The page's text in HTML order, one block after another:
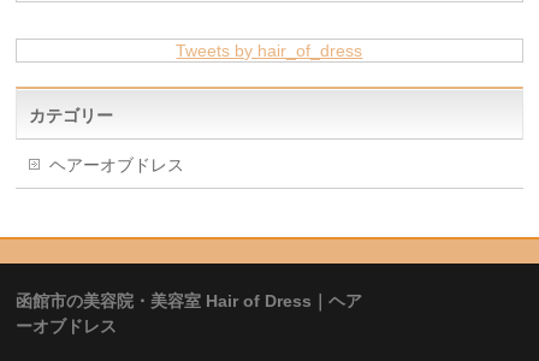
Tweets by hair_of_dress
カテゴリー
ヘアーオブドレス
函館市の美容院・美容室 Hair of Dress｜ヘア
ーオブドレス